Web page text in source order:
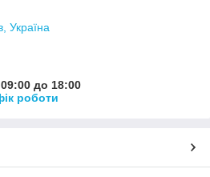
Україна
до 18:00
роботи